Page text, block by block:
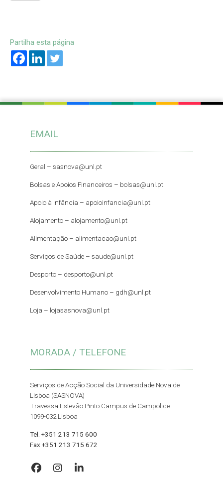
Partilha esta página
EMAIL
Geral – sasnova@unl.pt
Bolsas e Apoios Financeiros – bolsas@unl.pt
Apoio à Infância – apoioinfancia@unl.pt
Alojamento – alojamento@unl.pt
Alimentação – alimentacao@unl.pt
Serviços de Saúde – saude@unl.pt
Desporto – desporto@unl.pt
Desenvolvimento Humano – gdh@unl.pt
Loja – lojasasnova@unl.pt
MORADA / TELEFONE
Serviços de Acção Social da Universidade Nova de
Lisboa (SASNOVA)
Travessa Estevão Pinto Campus de Campolide
1099-032 Lisboa
Tel. +351 213 715 600
Fax +351 213 715 672